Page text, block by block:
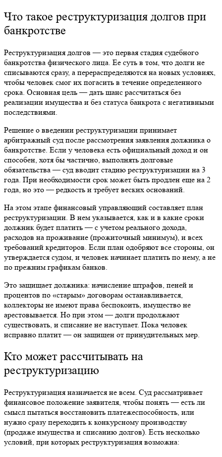
Что такое реструктуризация долгов при
банкротстве
Реструктуризация долгов — это первая стадия судебного
банкротства физического лица. Ее суть в том, что долги не
списываются сразу, а перераспределяются на новых условиях,
чтобы человек смог их погасить в течение определенного
срока. Основная цель — дать шанс рассчитаться без
реализации имущества и без статуса банкрота с негативными
последствиями.
Решение о введении реструктуризации принимает
арбитражный суд после рассмотрения заявления должника о
банкротстве. Если у человека есть официальный доход и он
способен, хотя бы частично, выполнять долговые
обязательства — суд вводит стадию реструктуризации на 3
года. При необходимости срок может быть продлен еще на 2
года, но это — редкость и требует веских оснований.
На этом этапе финансовый управляющий составляет план
реструктуризации . В нем указывается, как и в какие сроки
должник будет платить — с учетом реального дохода,
расходов на проживание (прожиточный минимум), и всех
требований кредиторов. Если план одобряют все стороны, он
утверждается судом, и человек начинает платить по нему, а не
по прежним графикам банков.
Это защищает должника: начисление штрафов, пеней и
процентов по «старым» договорам останавливается,
коллекторы не имеют права беспокоить, имущество не
арестовывается. Но при этом — долги продолжают
существовать, и списание не наступает. Пока человек
исправно платит — он защищен от принудительных мер.
Кто может рассчитывать на
реструктуризацию
Реструктуризация назначается не всем. Суд рассматривает
финансовое положение заявителя, чтобы понять — есть ли
смысл пытаться восстановить платежеспособность, или
нужно сразу переходить к конкурсному производству
(продаже имущества и списанию долгов). Есть несколько
условий, при которых реструктуризация возможна: